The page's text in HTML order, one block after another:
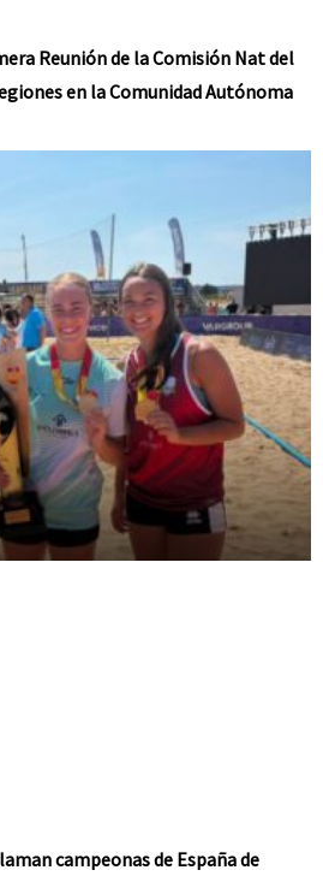
Reunión de la Comisión Nat del
en la Comunidad Autónoma
campeonas de España de